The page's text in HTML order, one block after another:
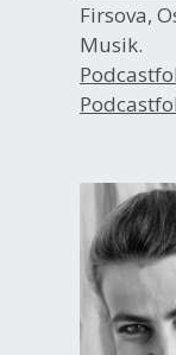
Firsova,
Musik.